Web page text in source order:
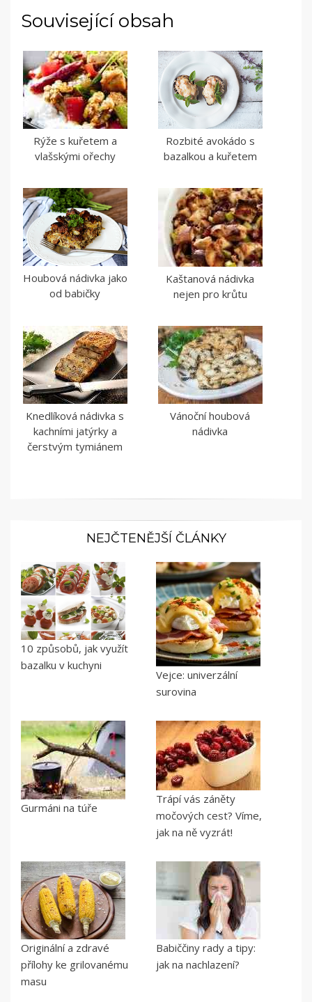
Související obsah
Rýže s kuřetem a
vlašskými ořechy
Rozbité avokádo s
bazalkou a kuřetem
Houbová nádivka jako
od babičky
Kaštanová nádivka
nejen pro krůtu
Knedlíková nádivka s
kachními jatýrky a
čerstvým tymiánem
Vánoční houbová
nádivka
NEJČTENĚJŠÍ ČLÁNKY
10 způsobů, jak využít
bazalku v kuchyni
Vejce: univerzální
surovina
Gurmáni na túře
Trápí vás záněty
močových cest? Víme,
jak na ně vyzrát!
Originální a zdravé
přílohy ke grilovanému
masu
Babiččiny rady a tipy:
jak na nachlazení?